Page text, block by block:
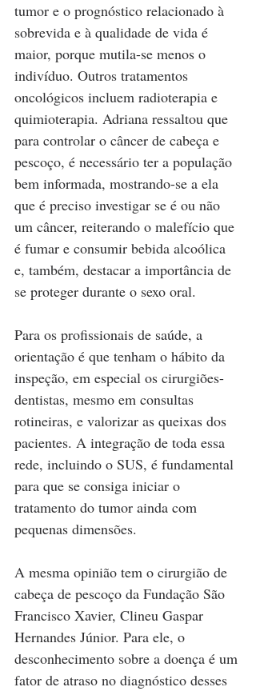
tumor e o prognóstico relacionado à
sobrevida e à qualidade de vida é
maior, porque mutila-se menos o
indivíduo. Outros tratamentos
oncológicos incluem radioterapia e
quimioterapia. Adriana ressaltou que
para controlar o câncer de cabeça e
pescoço, é necessário ter a população
bem informada, mostrando-se a ela
que é preciso investigar se é ou não
um câncer, reiterando o malefício que
é fumar e consumir bebida alcoólica
e, também, destacar a importância de
se proteger durante o sexo oral.
Para os profissionais de saúde, a
orientação é que tenham o hábito da
inspeção, em especial os cirurgiões-
dentistas, mesmo em consultas
rotineiras, e valorizar as queixas dos
pacientes. A integração de toda essa
rede, incluindo o SUS, é fundamental
para que se consiga iniciar o
tratamento do tumor ainda com
pequenas dimensões.
A mesma opinião tem o cirurgião de
cabeça de pescoço da Fundação São
Francisco Xavier, Clineu Gaspar
Hernandes Júnior. Para ele, o
desconhecimento sobre a doença é um
fator de atraso no diagnóstico desses